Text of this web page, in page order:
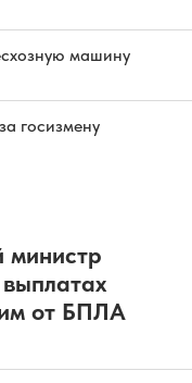
машину
госизмену
министр
от БПЛА